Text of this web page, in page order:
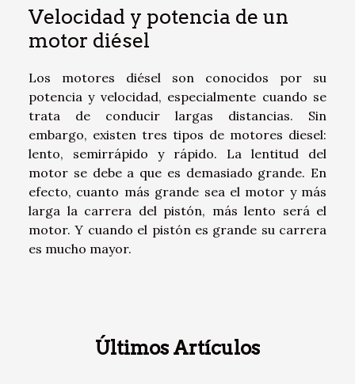
Velocidad y potencia de un
motor diésel
Los motores diésel son conocidos por su
potencia y velocidad, especialmente cuando se
trata de conducir largas distancias. Sin
embargo, existen tres tipos de motores diesel:
lento, semirrápido y rápido. La lentitud del
motor se debe a que es demasiado grande. En
efecto, cuanto más grande sea el motor y más
larga la carrera del pistón, más lento será el
motor. Y cuando el pistón es grande su carrera
es mucho mayor.
Últimos Artículos